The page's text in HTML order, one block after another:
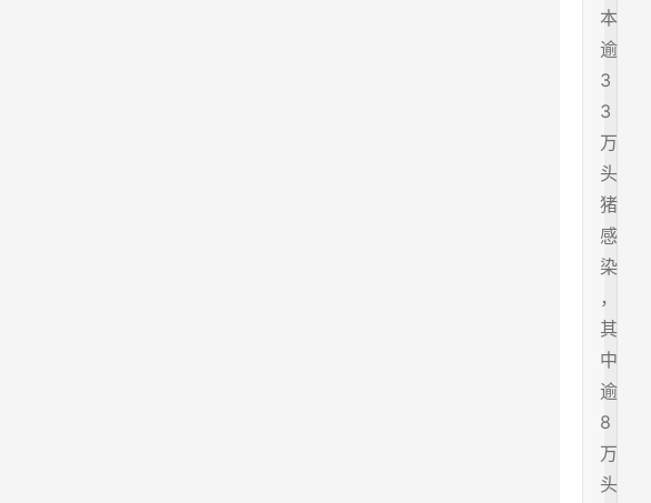
本
逾
3
3
万
头
猪
感
染
，
其
中
逾
8
万
头